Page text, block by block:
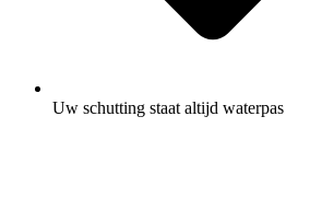
Uw schutting staat altijd waterpas